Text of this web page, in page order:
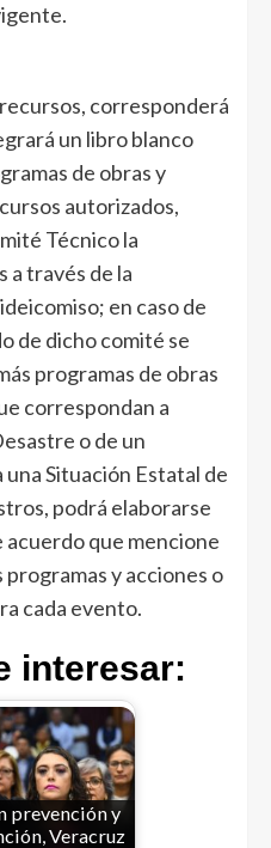
corresponderá
un libro blanco
de obras y
autorizados,
Técnico la
a través de la
en caso de
de dicho comité se
programas de obras
correspondan a
o de un
Situación Estatal de
podrá elaborarse
acuerdo que mencione
programas y acciones o
cada evento.
interesar:
prevención y
Veracruz